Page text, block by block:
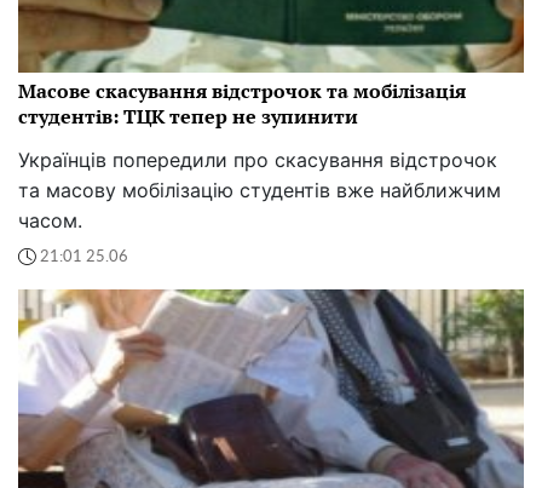
Масове скасування відстрочок та мобілізація
студентів: ТЦК тепер не зупинити
Українців попередили про скасування відстрочок
та масову мобілізацію студентів вже найближчим
часом.
21:01 25.06